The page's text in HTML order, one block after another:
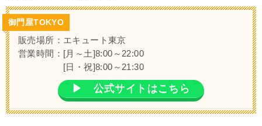
御門屋TOKYO
販売場所：エキュート東京
営業時間：[月～土]8:00～22:00
[日・祝]8:00～21:30
▶ 公式サイトはこちら